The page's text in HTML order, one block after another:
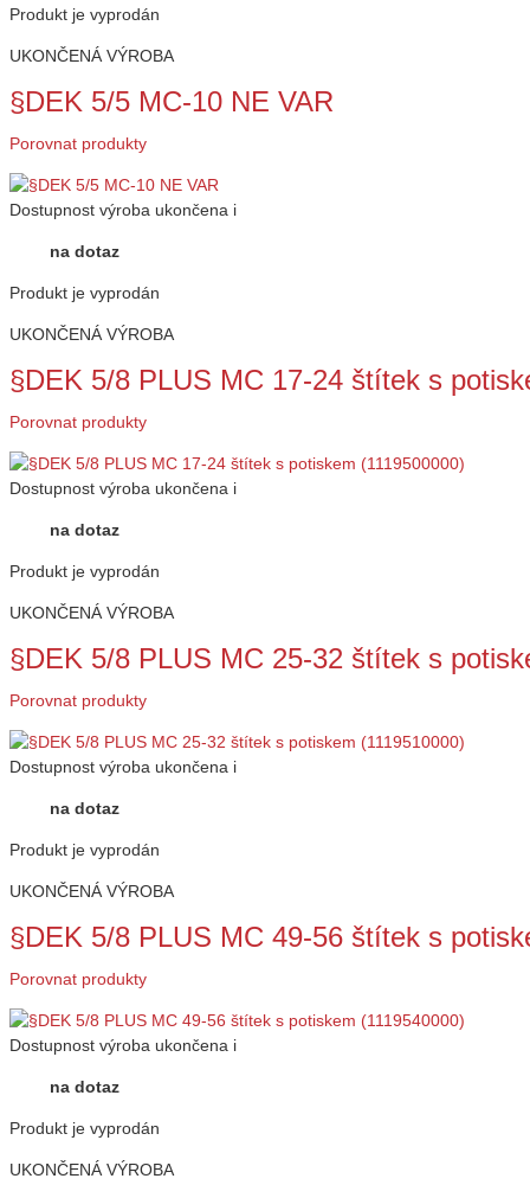
Produkt je vyprodán
UKONČENÁ VÝROBA
§DEK 5/5 MC-10 NE VAR
Porovnat produkty
Dostupnost výroba ukončena i
na dotaz
Produkt je vyprodán
UKONČENÁ VÝROBA
§DEK 5/8 PLUS MC 17-24 štítek s
Porovnat produkty
Dostupnost výroba ukončena i
na dotaz
Produkt je vyprodán
UKONČENÁ VÝROBA
§DEK 5/8 PLUS MC 25-32 štítek s
Porovnat produkty
Dostupnost výroba ukončena i
na dotaz
Produkt je vyprodán
UKONČENÁ VÝROBA
§DEK 5/8 PLUS MC 49-56 štítek s
Porovnat produkty
Dostupnost výroba ukončena i
na dotaz
Produkt je vyprodán
UKONČENÁ VÝROBA